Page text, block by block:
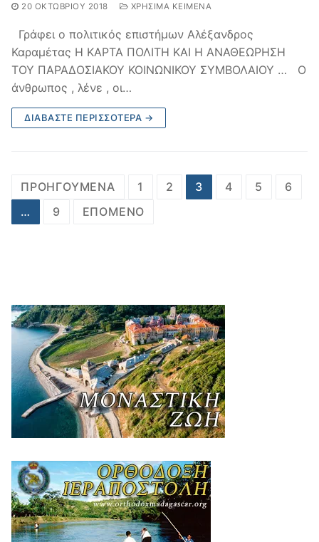
20 ΟΚΤΩΒΡΊΟΥ 2018 ΧΡΉΣΙΜΑ ΚΕΊΜΕΝΑ
Γράφει ο πολιτικός επιστήμων Αλέξανδρος
Καραμέτας Η ΚΑΡΤΑ ΠΟΛΙΤΗ ΚΑΙ Η ΑΝΑΘΕΩΡΗΣΗ
ΤΟΥ ΠΑΡΑΔΟΣΙΑΚΟΥ ΚΟΙΝΩΝΙΚΟΥ ΣΥΜΒΟΛΑIΟΥ … Ο
άνθρωπος , λένε , οι…
ΔΙΑΒΆΣΤΕ ΠΕΡΙΣΣΌΤΕΡΑ →
Πλοήγηση
άρθρων
ΠΡΟΗΓΟΎΜΕΝΑ 1 2 3 4 5
6
…
9 ΕΠΌΜΕΝΟ